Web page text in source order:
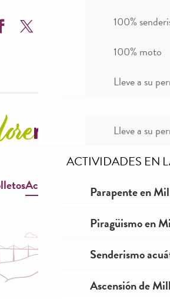
100%
100% moto
Lleve a su
Lleve a su
ACTIVIDADES EN
Parapente en
Piragüismo en
Senderismo
Ascensión de
- Spéléo
Accesibilidad